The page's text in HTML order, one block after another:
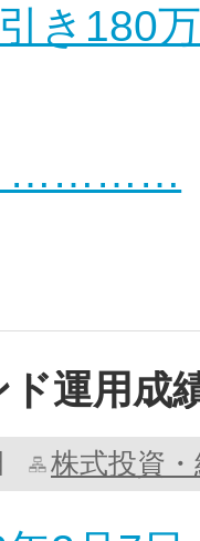
き180
…………
ド運用成
株式投資